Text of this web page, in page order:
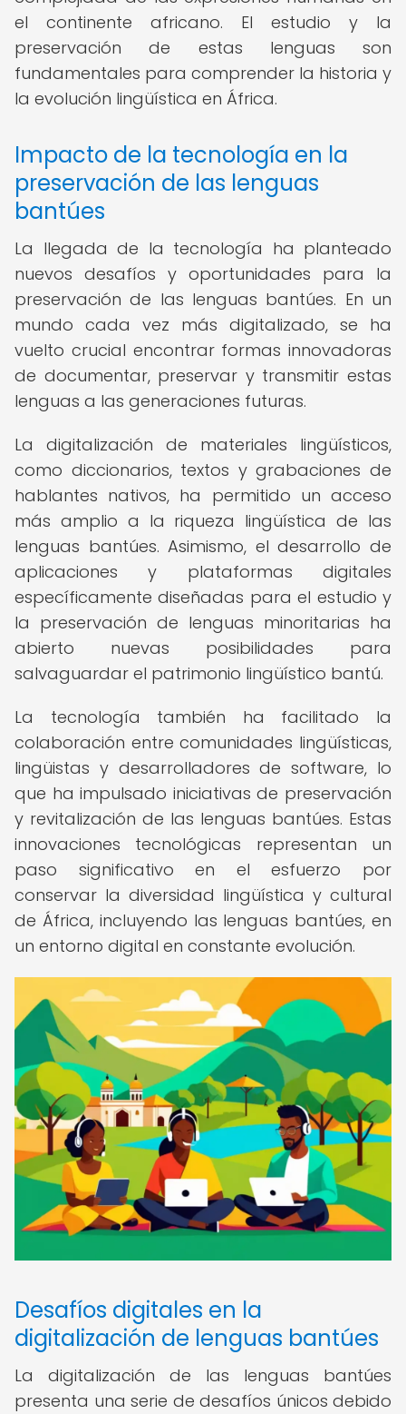
el continente africano. El estudio y la
preservación de estas lenguas son
fundamentales para comprender la historia y
la evolución lingüística en África.
Impacto de la tecnología en la
preservación de las lenguas
bantúes
La llegada de la tecnología ha planteado
nuevos desafíos y oportunidades para la
preservación de las lenguas bantúes. En un
mundo cada vez más digitalizado, se ha
vuelto crucial encontrar formas innovadoras
de documentar, preservar y transmitir estas
lenguas a las generaciones futuras.
La digitalización de materiales lingüísticos,
como diccionarios, textos y grabaciones de
hablantes nativos, ha permitido un acceso
más amplio a la riqueza lingüística de las
lenguas bantúes. Asimismo, el desarrollo de
aplicaciones y plataformas digitales
específicamente diseñadas para el estudio y
la preservación de lenguas minoritarias ha
abierto nuevas posibilidades para
salvaguardar el patrimonio lingüístico bantú.
La tecnología también ha facilitado la
colaboración entre comunidades lingüísticas,
lingüistas y desarrolladores de software, lo
que ha impulsado iniciativas de preservación
y revitalización de las lenguas bantúes. Estas
innovaciones tecnológicas representan un
paso significativo en el esfuerzo por
conservar la diversidad lingüística y cultural
de África, incluyendo las lenguas bantúes, en
un entorno digital en constante evolución.
Desafíos digitales en la
digitalización de lenguas bantúes
La digitalización de las lenguas bantúes
presenta una serie de desafíos únicos debido